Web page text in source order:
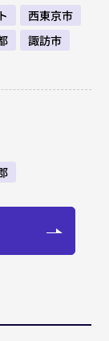
西東京市
諏訪市